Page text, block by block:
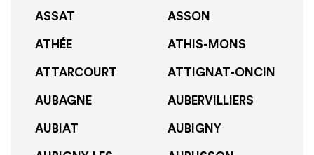
ASSAT ASSON
ATHÉE ATHIS-MONS
ATTARCOURT ATTIGNAT-ONCIN
AUBAGNE AUBERVILLIERS
AUBIAT AUBIGNY